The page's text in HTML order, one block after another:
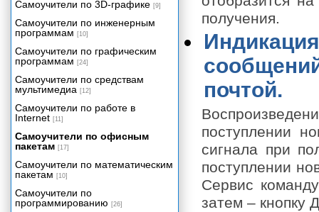
получения.
почтой.
поступлении
сигнала при
поступлении
Сервис
затем – кнопку
Excel 2003
Знакомимся с Outlook 2003
2003
Создание и отправка сообщения
Ответ на полученное
электронное письмо
Индикация о поступлении новых
сообщений. Борьба с
Адресная книга
Поиск информации, хранящейся
в электронных письмах и
Самоучители по 3D-графике [9]
Самоучители по инженерным
программам [10]
Самоучители по графическим
программам [24]
Самоучители по средствам
мультимедиа [12]
Самоучители по работе в
Internet [11]
Самоучители по офисным
пакетам [17]
Самоучители по математическим
пакетам [10]
Самоучители по
программированию [26]